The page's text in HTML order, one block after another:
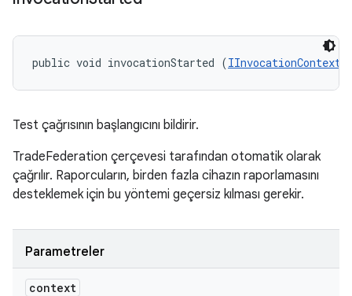
public void invocationStarted (IInvocationContext
Test çağrısının başlangıcını bildirir.
TradeFederation çerçevesi tarafından otomatik olarak
çağrılır. Raporcuların, birden fazla cihazın raporlamasını
desteklemek için bu yöntemi geçersiz kılması gerekir.
Parametreler
context